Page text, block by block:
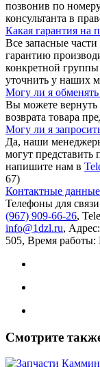
позвонив по
консультанта в
Какая гарантия на
Все запасные
гарантию
конкретной
уточнить у наших
Могу ли я
Вы можете вернуть
возврата товара
Могу ли я
Да, наши
могут представить
напишите нам в
67)
Контактные данные
Телефоны для
(967) 909-66-26,
info@1dzl.ru,
505, Время
Смотрите